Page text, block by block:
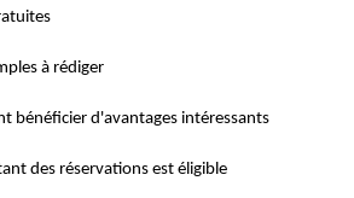
à rédiger
bénéficier d'avantages intéressants
des réservations est éligible